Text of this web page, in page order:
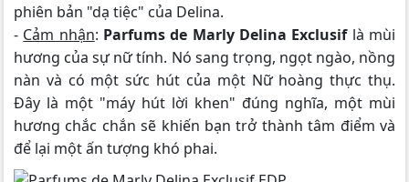
phiên bản "dạ tiệc" của Delina.
- Cảm nhận: Parfums de Marly Delina Exclusiflà mùi
hương của sự nữ tính. Nó sang trọng, ngọt ngào, nồng
nàn và có một sức hút của một Nữ hoàng thực thụ.
Đây là một "máy hút lời khen" đúng nghĩa, một mùi
hương chắc chắn sẽ khiến bạn trở thành tâm điểm và
để lại một ấn tượng khó phai.